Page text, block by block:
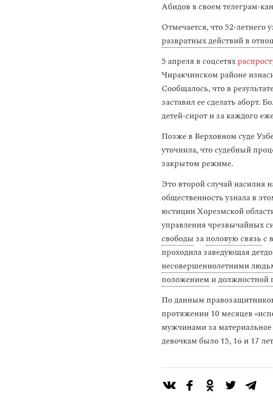
Абидов в своем телеграм-
Отмечается, что 52-
развратных действий в
5 апреля в соцсетях
Чиракчинском районе
Сообщалось, что в
заставил ее сделать аборт.
детей-сирот и за каждого
Позже в Верховном суде
уточнила, что судебный
закрытом режиме.
Это второй случай насилия
общественность узнала в
юстиции Хорезмской
управления чрезвычайных
свободы заполовую связьс
проходила заведующая
несовершеннолетними
положением идолжностной
По данным
протяжении 10 месяцев
мужчинами за
девочкам было 15, 16 и 17